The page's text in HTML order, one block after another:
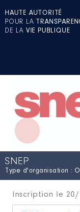
HAUTE AUTORITÉ
POUR LA
DE LA VIE PUBLIQUE
SNEP
Type d'organisation :
Inscription le